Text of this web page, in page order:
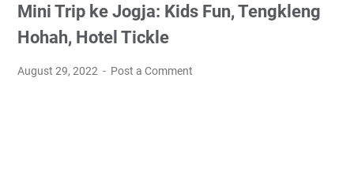
Mini Trip ke Jogja: Kids Fun, Tengkleng
Hohah, Hotel Tickle
August 29, 2022 Post a Comment